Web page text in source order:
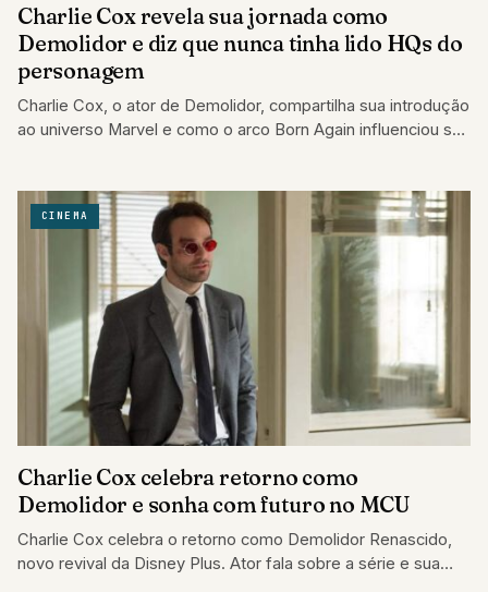
Charlie Cox revela sua jornada como
Demolidor e diz que nunca tinha lido HQs do
personagem
Charlie Cox, o ator de Demolidor, compartilha sua introdução
ao universo Marvel e como o arco Born Again influenciou sua
CINEMA
Charlie Cox celebra retorno como
Demolidor e sonha com futuro no MCU
Charlie Cox celebra o retorno como Demolidor Renascido,
novo revival da Disney Plus. Ator fala sobre a série e sua